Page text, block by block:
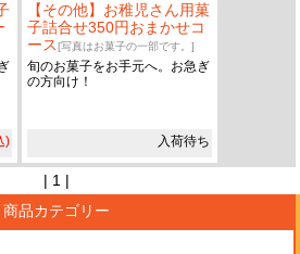
)
【その他】お稚児さん用菓
子詰合せ350円おまかせコ
ース[写真はお菓子の一部です。]
旬のお菓子をお手元へ。お急ぎ
の方向け！
入荷待ち
| 1 |
商品カテゴリー